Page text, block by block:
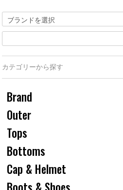
カテゴリーから探す
Brand
Outer
Tops
Bottoms
Cap & Helmet